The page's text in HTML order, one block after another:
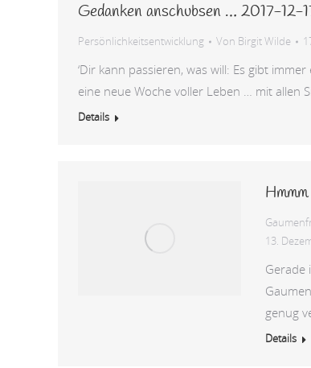
Gedanken anschubsen … 2017-12-
Persönlichkeitsentwicklung Von Birgit Wilde
‘Dir kann passieren, was will: Es gibt
eine neue Woche voller Leben … mit allen
Details
13.
Gerade
genug
Details